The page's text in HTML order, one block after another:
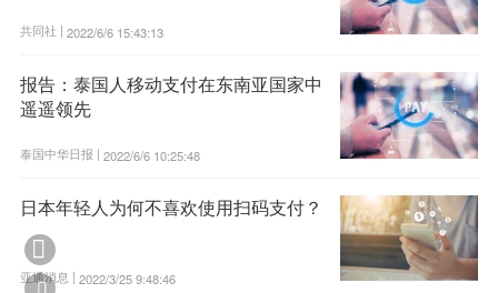
共同社 | 2022/6/6 15:43:13
报告：泰国人移动支付在东南亚国家中
遥遥领先
泰国中华日报 | 2022/6/6 10:25:48
日本年轻人为何不喜欢使用扫码支付？
亚通消息 | 2022/3/25 9:48:46

